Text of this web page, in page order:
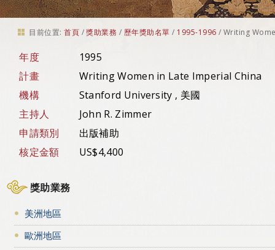
目前位置: 首頁 /獎助業務 / 歷年獎助名單 / 1995-1996 / Writing
年度
1995
計畫
Writing Women in Late Imperial China
機構
Stanford University , 美國
主持人
John R. Zimmer
申請類別
出版補助
核定金額
US$4,400
獎助業務
美洲地區
歐洲地區